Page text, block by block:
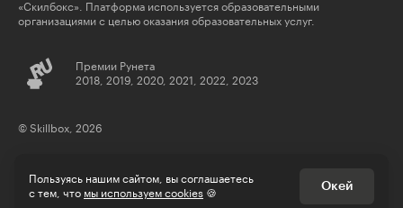
«Скилбокс». Платформа используется образовательными
организациями с целью оказания образовательных услуг.
Премии Рунета
2018, 2019, 2020, 2021, 2022, 2023
© Skillbox, 2026
** деятельность компании Meta Platforms Inc., которой
Пользуясь нашим сайтом, вы соглашаетесь
с тем, что мы используем cookies 🍪
Окей